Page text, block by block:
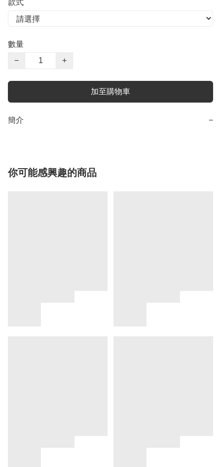
款式
數量
−
+
加至購物車
簡介 −
你可能感興趣的商品